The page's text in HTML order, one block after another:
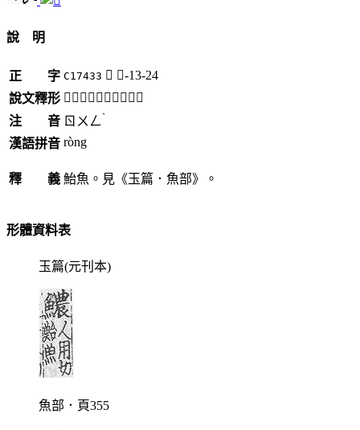
說 明
正 字 C17433 𩼅 魚-13-24
說文釋形 「𩼅」《說文》不錄。
注 音 ㄖㄨㄥ ˋ
漢語拼音 ròng
釋 義 鮐魚。見《玉篇．魚部》。
形體資料表
玉篇(元刊本)
魚部．頁355